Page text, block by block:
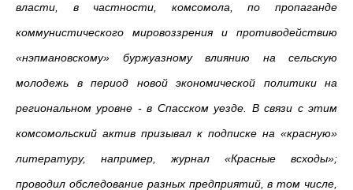
власти, в частности, комсомола, по пропаганде
коммунистического мировоззрения и противодействию
«нэпмановскому» буржуазному влиянию на сельскую
молодежь в период новой экономической политики на
региональном уровне - в Спасском уезде. В связи с этим
комсомольский актив призывал к подписке на «красную»
литературу, например, журнал «Красные всходы»;
проводил обследование разных предприятий, в том числе,